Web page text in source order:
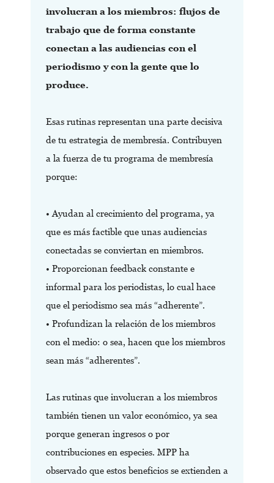
involucran a los miembros: flujos de
trabajo que de forma constante
conectan a las audiencias con el
periodismo y con la gente que lo
produce.
Esas rutinas representan una parte decisiva
de tu estrategia de membresía. Contribuyen
a la fuerza de tu programa de membresía
porque:
• Ayudan al crecimiento del programa, ya
que es más factible que unas audiencias
conectadas se conviertan en miembros.
• Proporcionan feedback constante e
informal para los periodistas, lo cual hace
que el periodismo sea más “adherente”.
• Profundizan la relación de los miembros
con el medio: o sea, hacen que los miembros
sean más “adherentes”.
Las rutinas que involucran a los miembros
también tienen un valor económico, ya sea
porque generan ingresos o por
contribuciones en especies. MPP ha
observado que estos beneficios se extienden a